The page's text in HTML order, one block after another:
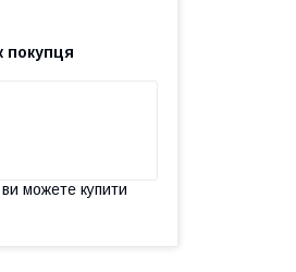
покупця
ви можете купити